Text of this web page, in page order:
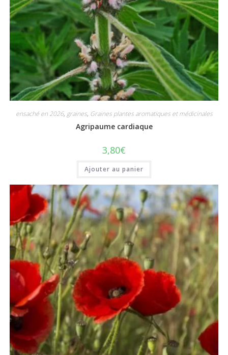
ensaché en 2026, graines, Graines plantes aromatiques et médicinales
Agripaume cardiaque
3,80€
Ajouter au panier